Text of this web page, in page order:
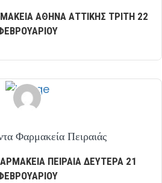
ΑΘΗΝΑ ΑΤΤΙΚΗΣ ΤΡΙΤΗ 22
Φαρμακεία Πειραιάς
ΠΕΙΡΑΙΑ ΔΕΥΤΕΡΑ 21